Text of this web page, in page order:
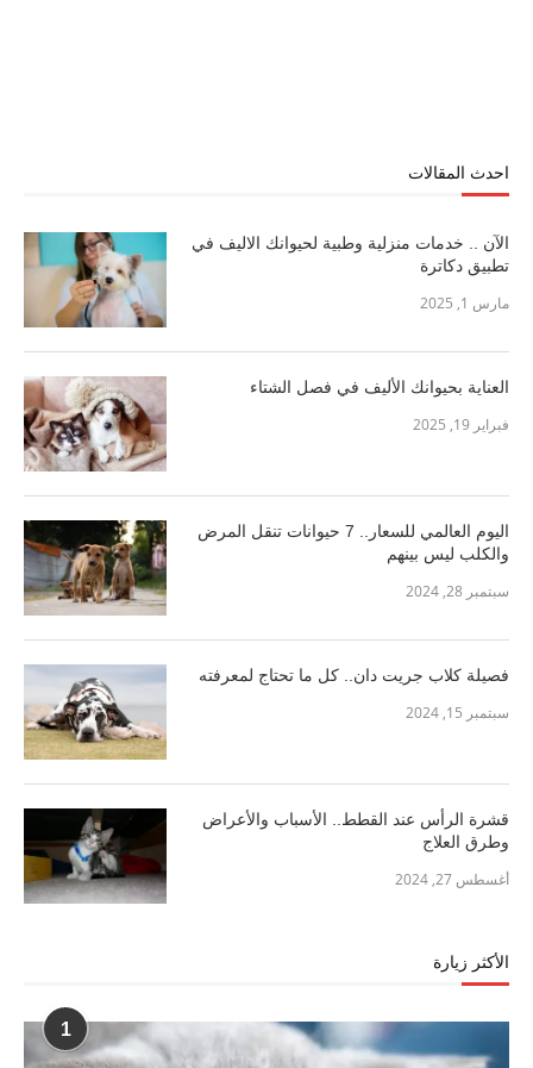
احدث المقالات
الآن .. خدمات منزلية وطبية لحيوانك الاليف في
تطبيق دكاترة
مارس 1, 2025
العناية بحيوانك الأليف في فصل الشتاء
فبراير 19, 2025
اليوم العالمي للسعار.. 7 حيوانات تنقل المرض
والكلب ليس بينهم
سبتمبر 28, 2024
فصيلة كلاب جريت دان.. كل ما تحتاج لمعرفته
سبتمبر 15, 2024
قشرة الرأس عند القطط.. الأسباب والأعراض
وطرق العلاج
أغسطس 27, 2024
الأكثر زيارة
1